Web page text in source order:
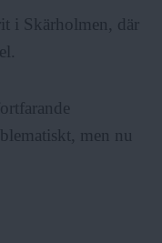
i Skärholmen, där
men nu